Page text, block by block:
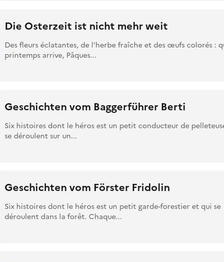
Die Osterzeit ist nicht mehr weit
Des fleurs éclatantes, de l'herbe fraîche et des œufs colorés :
printemps arrive, Pâques...
Geschichten vom Baggerführer Berti
Six histoires dont le héros est un petit conducteur de
se déroulent sur un...
Geschichten vom Förster Fridolin
Six histoires dont le héros est un petit garde-forestier et qui se
déroulent dans la forêt. Chaque...